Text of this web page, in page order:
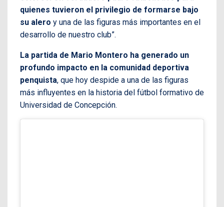
quienes tuvieron el privilegio de formarse bajo
su alero y una de las figuras más importantes en el
desarrollo de nuestro club”.
La partida de Mario Montero ha generado un
profundo impacto en la comunidad deportiva
penquista, que hoy despide a una de las figuras
más influyentes en la historia del fútbol formativo de
Universidad de Concepción.